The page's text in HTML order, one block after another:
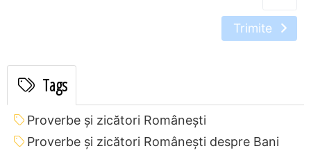
Trimite
Tags
Proverbe și zicători Româneşti
Proverbe și zicători Româneşti despre Bani